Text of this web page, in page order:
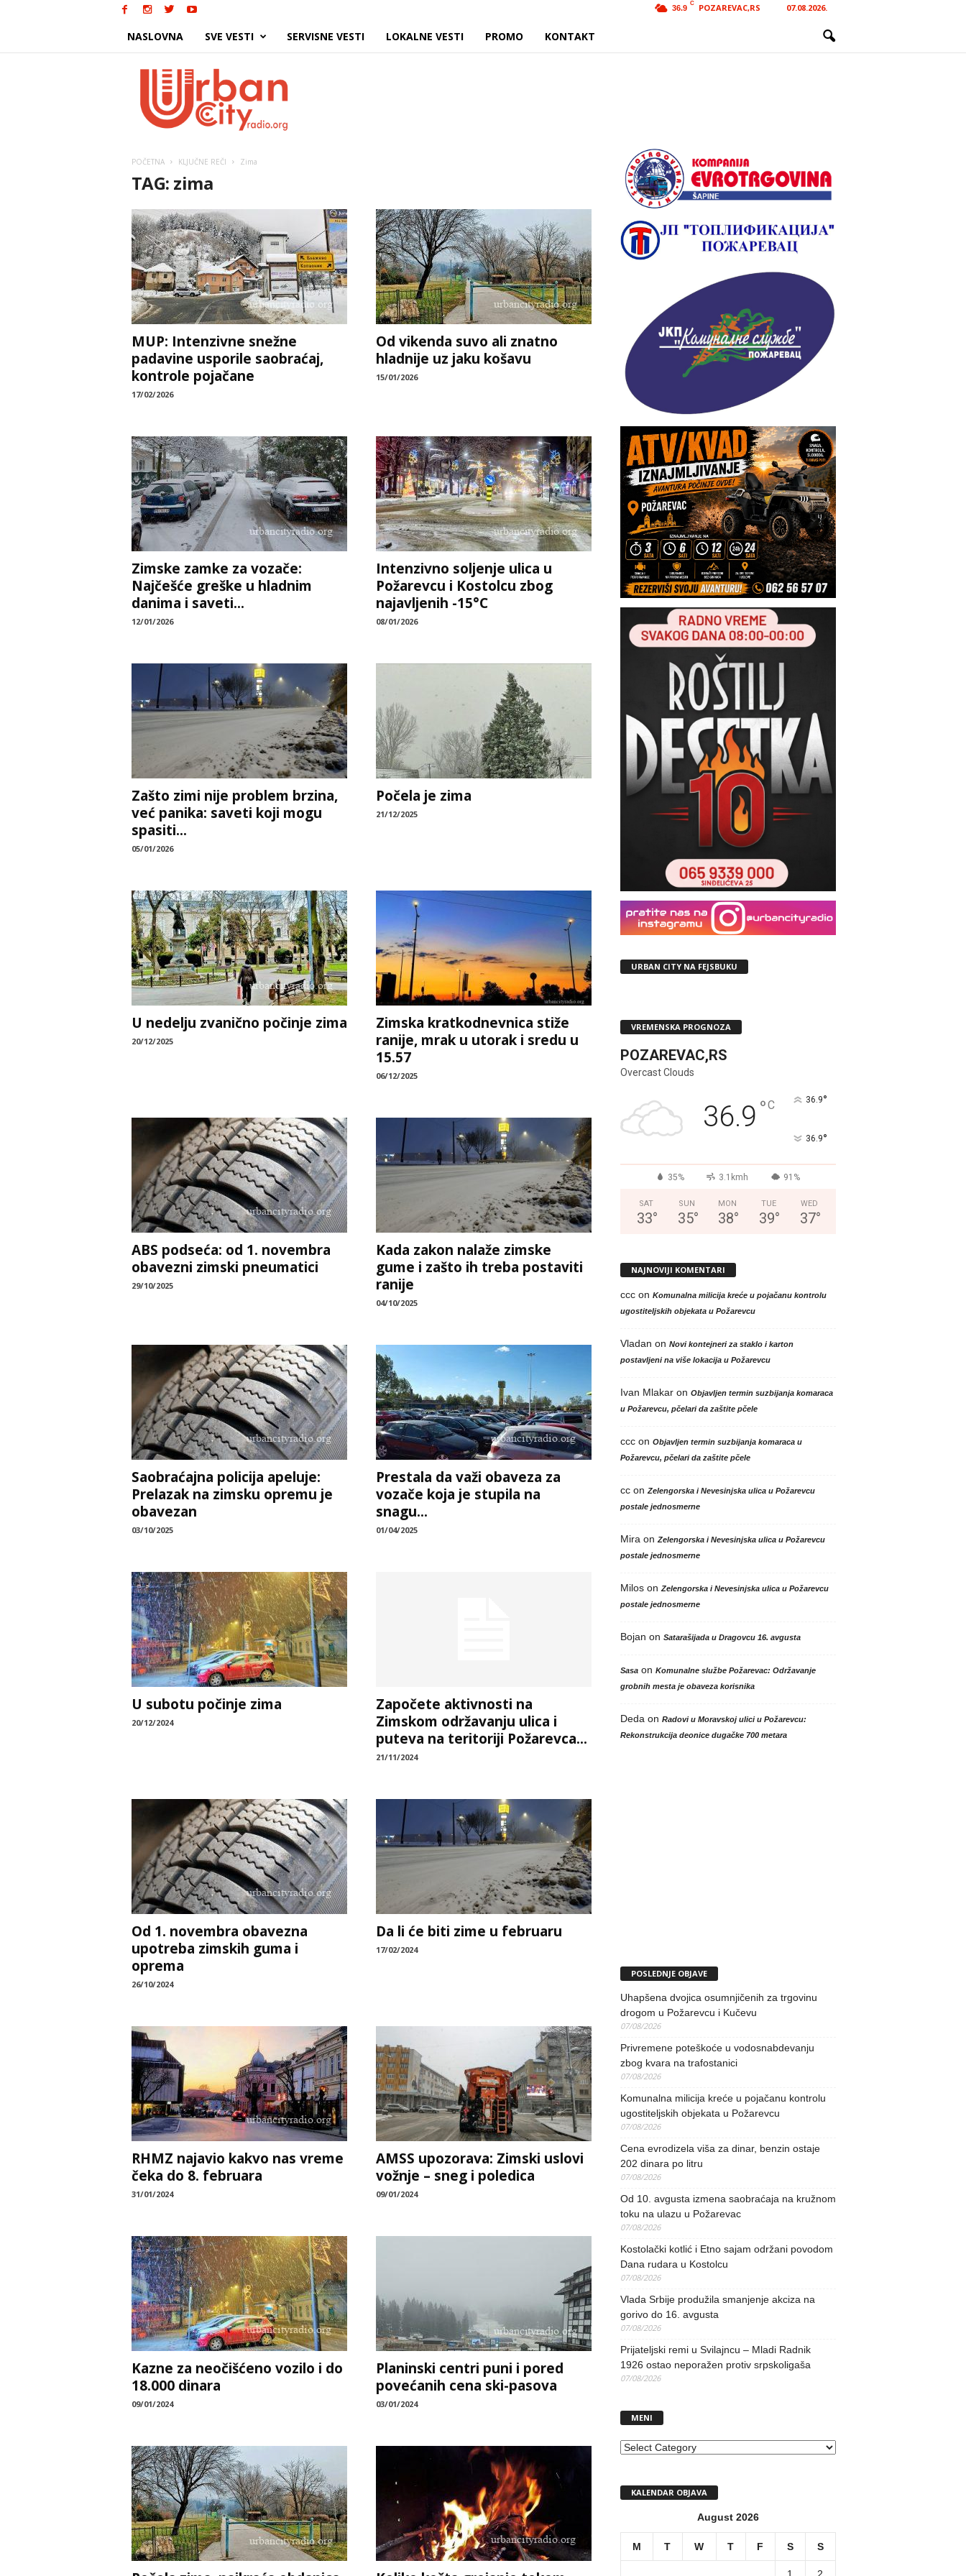
36.9
C POZAREVAC,RS 07.08.2026.
NASLOVNA SVE VESTI SERVISNE VESTI LOKALNE VESTI PROMO KONTAKT
POČETNA KLJUČNE REČI Zima
TAG: zima
MUP: Intenzivne snežne
padavine usporile saobraćaj,
kontrole pojačane
17/02/2026
Od vikenda suvo ali znatno
hladnije uz jaku košavu
15/01/2026
Zimske zamke za vozače:
Najčešće greške u hladnim
danima i saveti...
12/01/2026
Intenzivno soljenje ulica u
Požarevcu i Kostolcu zbog
najavljenih -15°C
08/01/2026
Zašto zimi nije problem brzina,
već panika: saveti koji mogu
spasiti...
05/01/2026
Počela je zima
21/12/2025
U nedelju zvanično počinje zima
20/12/2025
Zimska kratkodnevnica stiže
ranije, mrak u utorak i sredu u
15.57
06/12/2025
ABS podseća: od 1. novembra
obavezni zimski pneumatici
29/10/2025
Kada zakon nalaže zimske
gume i zašto ih treba postaviti
ranije
04/10/2025
Saobraćajna policija apeluje:
Prelazak na zimsku opremu je
obavezan
03/10/2025
Prestala da važi obaveza za
vozače koja je stupila na
snagu...
01/04/2025
U subotu počinje zima
20/12/2024
Započete aktivnosti na
Zimskom održavanju ulica i
puteva na teritoriji Požarevca...
21/11/2024
Od 1. novembra obavezna
upotreba zimskih guma i
oprema
26/10/2024
Da li će biti zime u februaru
17/02/2024
RHMZ najavio kakvo nas vreme
čeka do 8. februara
31/01/2024
AMSS upozorava: Zimski uslovi
vožnje – sneg i poledica
09/01/2024
Kazne za neočišćeno vozilo i do
18.000 dinara
09/01/2024
Planinski centri puni i pored
povećanih cena ski-pasova
03/01/2024
URBAN CITY NA FEJSBUKU
VREMENSKA PROGNOZA
POZAREVAC,RS
Overcast Clouds
36.9 °C 36.9°
36.9°
35% 3.1kmh 91%
SAT
33°
SUN
35°
MON
38°
TUE
39°
WED
37°
NAJNOVIJI KOMENTARI
cccon Komunalna milicija kreće u pojačanu kontrolu
ugostiteljskih objekata u Požarevcu
Vladan on Novi kontejneri za staklo i karton
postavljeni na više lokacija u Požarevcu
Ivan Mlakaron Objavljen termin suzbijanja komaraca
u Požarevcu, pčelari da zaštite pčele
cccon Objavljen termin suzbijanja komaraca u
Požarevcu, pčelari da zaštite pčele
ccon Zelengorska i Nevesinjska ulica u Požarevcu
postale jednosmerne
Mira on Zelengorska i Nevesinjska ulica u Požarevcu
postale jednosmerne
Miloson Zelengorska i Nevesinjska ulica u Požarevcu
postale jednosmerne
Bojan on Satarašijada u Dragovcu 16. avgusta
Sasaon Komunalne službe Požarevac: Održavanje
grobnih mesta je obaveza korisnika
Deda on Radovi u Moravskoj ulici u Požarevcu:
Rekonstrukcija deonice dugačke 700 metara
POSLEDNJE OBJAVE
Uhapšena dvojica osumnjičenih za trgovinu
drogom u Požarevcu i Kučevu
07/08/2026
Privremene poteškoće u vodosnabdevanju
zbog kvara na trafostanici
07/08/2026
Komunalna milicija kreće u pojačanu kontrolu
ugostiteljskih objekata u Požarevcu
07/08/2026
Cena evrodizela viša za dinar, benzin ostaje
202 dinara po litru
07/08/2026
Od 10. avgusta izmena saobraćaja na kružnom
toku na ulazu u Požarevac
07/08/2026
Kostolački kotlić i Etno sajam održani povodom
Dana rudara u Kostolcu
07/08/2026
Vlada Srbije produžila smanjenje akciza na
gorivo do 16. avgusta
07/08/2026
Prijateljski remi u Svilajncu – Mladi Radnik
1926 ostao neporažen protiv srpskoligaša
07/08/2026
MENI
MENI
KALENDAR OBJAVA
August 2026
M T W T F S S
1 2